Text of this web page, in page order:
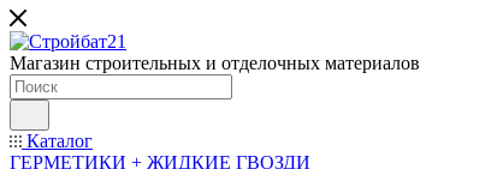
Магазин строительных и отделочных материалов
Каталог
ГЕРМЕТИКИ + ЖИДКИЕ ГВОЗДИ